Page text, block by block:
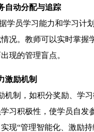
自动分配与追踪
员学习能力和学习计
况。教师可以实时掌握
现的管理盲点。
激励机制
制，如积分奖励、学习
习积极性，使学员自发
现“管理智能化、激励持